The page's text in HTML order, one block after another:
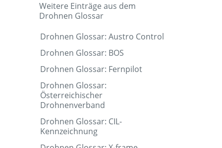
Weitere Einträge aus dem
Drohnen Glossar
Drohnen Glossar: Austro Control
Drohnen Glossar: BOS
Drohnen Glossar: Fernpilot
Drohnen Glossar:
Österreichischer
Drohnenverband
Drohnen Glossar: CIL-
Kennzeichnung